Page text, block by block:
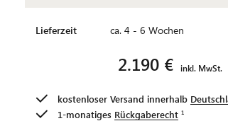
Lieferzeit ca. 4 - 6 Wochen
2.190 € inkl. MwSt.
kostenloser Versand innerhalb
1-monatiges Rückgaberecht